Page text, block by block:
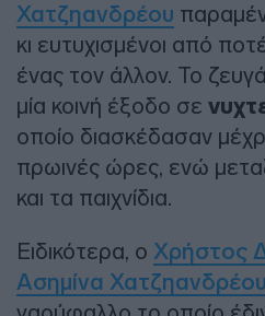
Χατζηανδρέου
κι ευτυχισμένοι από
ένας τον άλλον. Το
μία κοινή έξοδο σε
οποίο διασκέδασαν
πρωινές ώρες, ενώ
και τα παιχνίδια.
Ειδικότερα, ο Χρήστος
Ασημίνα Χατζηανδρέου